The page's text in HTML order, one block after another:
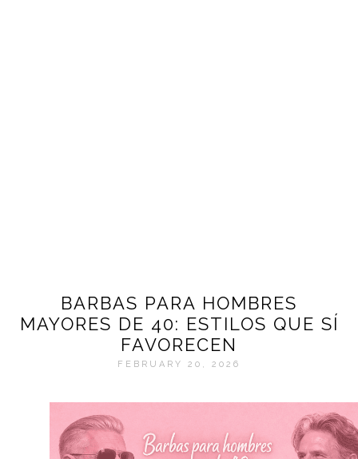
BARBAS PARA HOMBRES
MAYORES DE 40: ESTILOS QUE SÍ
FAVORECEN
FEBRUARY 20, 2026